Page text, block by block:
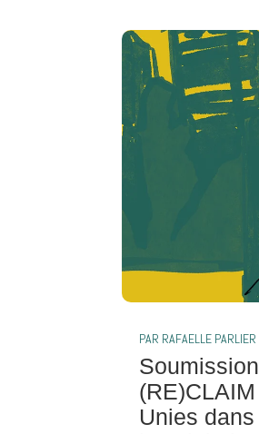
PAR RAFAELLE PARLIER
Unies